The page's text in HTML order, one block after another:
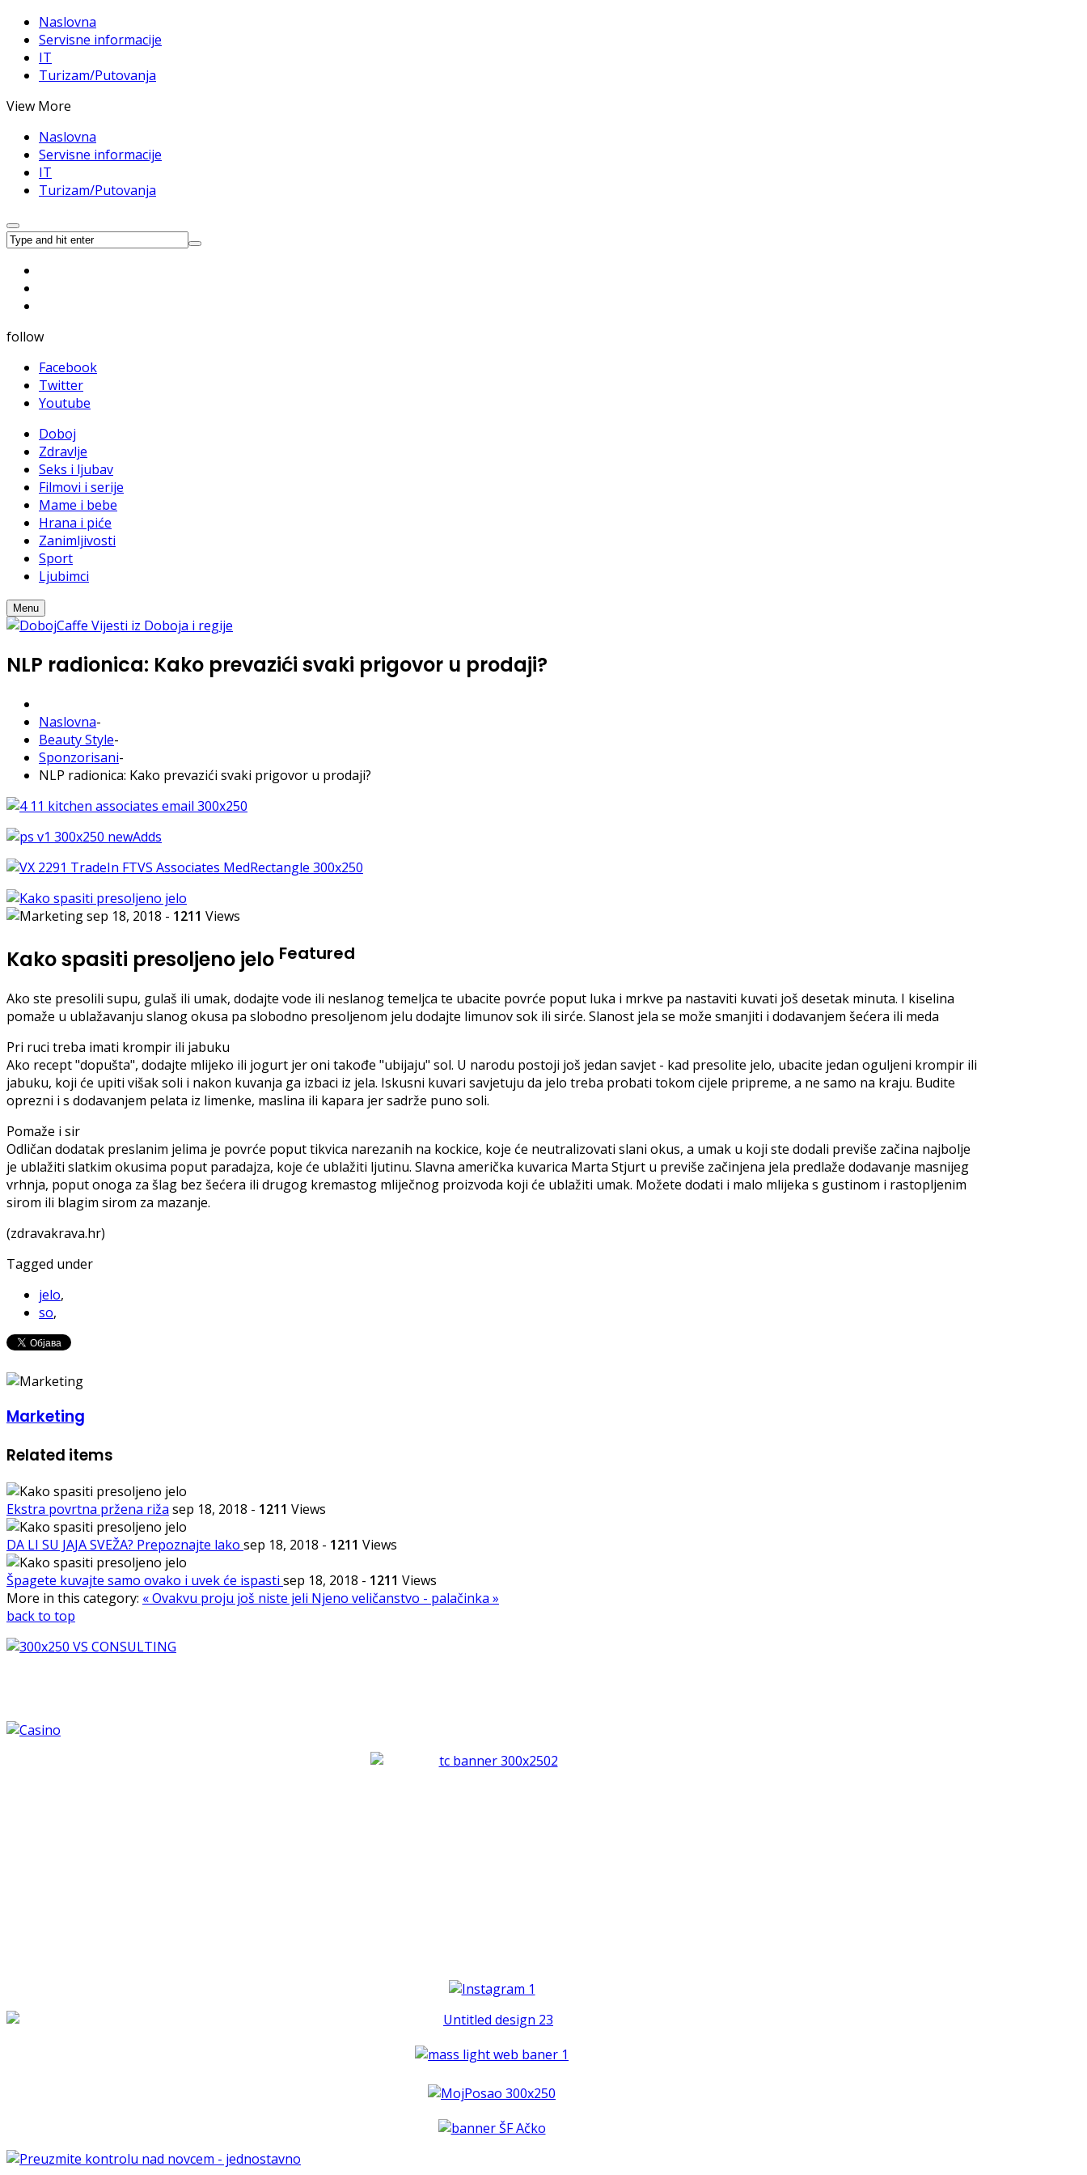
Naslovna
Servisne informacije
IT
Turizam/Putovanja
View More
Naslovna
Servisne informacije
IT
Turizam/Putovanja
follow
Facebook
Twitter
Youtube
Doboj
Zdravlje
Seks i ljubav
Filmovi i serije
Mame i bebe
Hrana i piće
Zanimljivosti
Sport
Ljubimci
Menu
NLP radionica: Kako prevazići svaki prigovor u prodaji?
Naslovna-
Beauty Style-
Sponzorisani-
NLP radionica: Kako prevazići svaki prigovor u prodaji?
sep 18, 2018 - 1211 Views
Kako spasiti presoljeno jelo Featured
Ako ste presolili supu, gulaš ili umak, dodajte vode ili neslanog temeljca te ubacite povrće poput luka i mrkve pa nastaviti kuvati još desetak minuta. I kiselina
pomaže u ublažavanju slanog okusa pa slobodno presoljenom jelu dodajte limunov sok ili sirće. Slanost jela se može smanjiti i dodavanjem šećera ili meda
Pri ruci treba imati krompir ili jabuku
Ako recept "dopušta", dodajte mlijeko ili jogurt jer oni takođe "ubijaju" sol. U narodu postoji još jedan savjet - kad presolite jelo, ubacite jedan oguljeni krompir ili
jabuku, koji će upiti višak soli i nakon kuvanja ga izbaci iz jela. Iskusni kuvari savjetuju da jelo treba probati tokom cijele pripreme, a ne samo na kraju. Budite
oprezni i s dodavanjem pelata iz limenke, maslina ili kapara jer sadrže puno soli.
Pomaže i sir
Odličan dodatak preslanim jelima je povrće poput tikvica narezanih na kockice, koje će neutralizovati slani okus, a umak u koji ste dodali previše začina najbolje
je ublažiti slatkim okusima poput paradajza, koje će ublažiti ljutinu. Slavna američka kuvarica Marta Stjurt u previše začinjena jela predlaže dodavanje masnijeg
vrhnja, poput onoga za šlag bez šećera ili drugog kremastog mliječnog proizvoda koji će ublažiti umak. Možete dodati i malo mlijeka s gustinom i rastopljenim
sirom ili blagim sirom za mazanje.
(zdravakrava.hr)
Tagged under
jelo,
so,
Marketing
Related items
Ekstra povrtna pržena riža sep 18, 2018 - 1211 Views
DA LI SU JAJA SVEŽA? Prepoznajte lako sep 18, 2018 - 1211 Views
Špagete kuvajte samo ovako i uvek će ispasti sep 18, 2018 - 1211 Views
More in this category: « Ovakvu proju još niste jeli Njeno veličanstvo - palačinka »
back to top